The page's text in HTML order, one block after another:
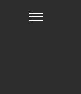
Menu